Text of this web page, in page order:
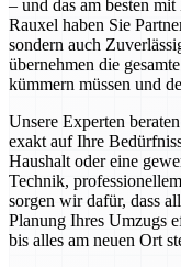
– und das am besten
Rauxel haben Sie
sondern auch
übernehmen die
kümmern müssen und
Unsere Experten
exakt auf Ihre
Haushalt oder eine
Technik,
sorgen wir dafür, dass
Planung Ihres Umzugs
bis alles am neuen Ort